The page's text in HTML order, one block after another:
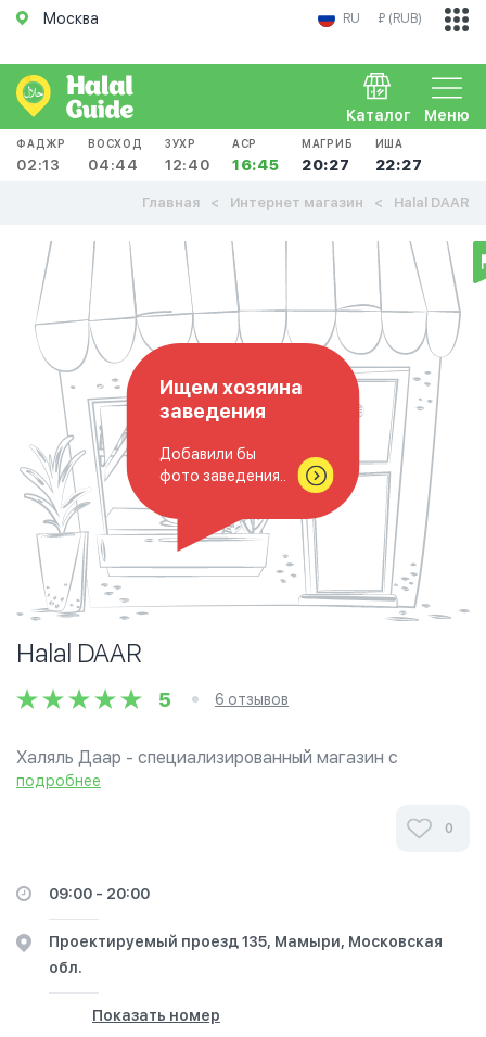
Москва RU ₽ (RUB)
Меню
Каталог
ФАДЖР
02:13
ВОСХОД
04:44
ЗУХР
12:40
АСР
16:45
МАГРИБ
20:27
ИША
22:27
Главная Интернет магазин Halal DAAR
Ищем хозяина
заведения
Добавили бы
фото заведения..
Halal DAAR
5 6 отзывов
Халяль Даар - специализированный магазин с
широким ассортиментом, где вы можете купить мясо,
подробнее
0
09:00 - 20:00
Проектируемый проезд 135, Мамыри, Московская
обл.
Показать номер